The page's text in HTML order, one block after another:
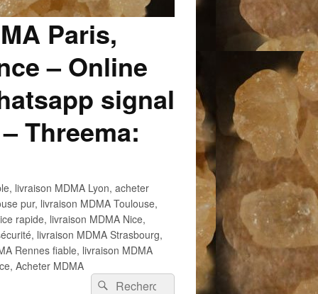
Paris,
– Online
signal
Threema:
livraison MDMA Lyon, acheter
pur, livraison MDMA Toulouse,
rapide, livraison MDMA Nice,
livraison MDMA Strasbourg,
Rennes fiable, livraison MDMA
Acheter MDMA
Recherche :
Rechercher